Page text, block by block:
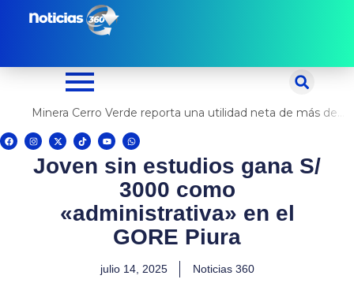
Minera Cerro Verde reporta una utilidad neta de más de US$ 500 millones
F
a
c
I
n
s
a
X
-
t
w
i
T
i
k
t
o
Y
o
u
t
u
W
h
a
t
p
p
Joven sin estudios gana S/
3000 como
«administrativa» en el
GORE Piura
julio 14, 2025 Noticias 360